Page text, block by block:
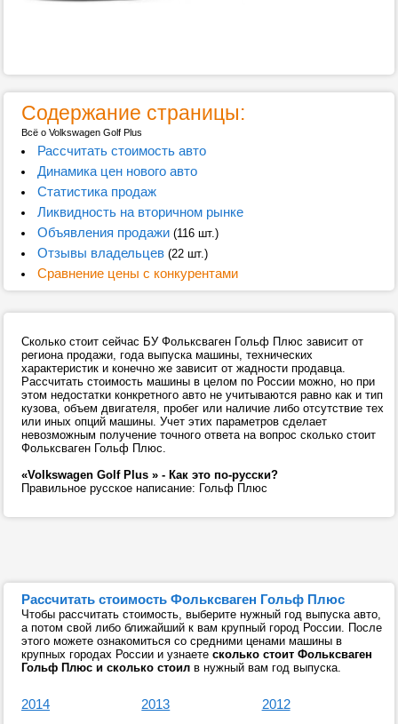
Содержание страницы:
Всё о Volkswagen Golf Plus
Рассчитать стоимость авто
Динамика цен нового авто
Статистика продаж
Ликвидность на вторичном рынке
Объявления продажи(116 шт.)
Отзывы владельцев(22 шт.)
Сравнение цены с конкурентами
Сколько стоит сейчас БУ Фольксваген Гольф Плюс зависит от
региона продажи, года выпуска машины, технических
характеристик и конечно же зависит от жадности продавца.
Рассчитать стоимость машины в целом по России можно, но при
этом недостатки конкретного авто не учитываются равно как и тип
кузова, объем двигателя, пробег или наличие либо отсутствие тех
или иных опций машины. Учет этих параметров сделает
невозможным получение точного ответа на вопрос сколько стоит
Фольксваген Гольф Плюс.
«Volkswagen Golf Plus » - Как это по-русски?
Правильное русское написание: Гольф Плюс
Рассчитать стоимость Фольксваген Гольф Плюс
Чтобы рассчитать стоимость, выберите нужный год выпуска авто,
а потом свой либо ближайший к вам крупный город России. После
этого можете ознакомиться со средними ценами машины в
крупных городах России и узнаете сколько стоит Фольксваген
Гольф Плюс и сколько стоил в нужный вам год выпуска.
2014 2013 2012